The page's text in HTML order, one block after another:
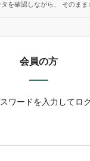
を確認しながら、 そのまま
会員の方
ワードを入力してロ